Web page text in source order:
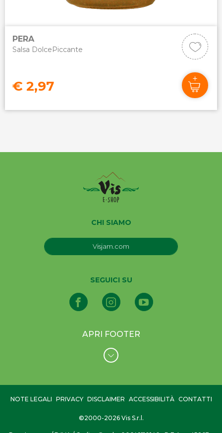
PERA
Salsa DolcePiccante
€ 2,97
CHI SIAMO
Visjam.com
SEGUICI SU
APRI FOOTER
NOTE LEGALI PRIVACY DISCLAIMER ACCESSIBILITÀ CONTATTI
©2000-2026 Vis S.r.l.